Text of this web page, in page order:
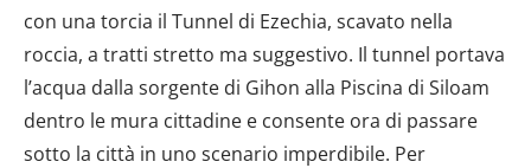
con una torcia il Tunnel di Ezechia, scavato nella
roccia, a tratti stretto ma suggestivo. Il tunnel portava
l’acqua dalla sorgente di Gihon alla Piscina di Siloam
dentro le mura cittadine e consente ora di passare
sotto la città in uno scenario imperdibile. Per